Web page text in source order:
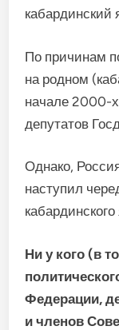
кабардинский
По причинам
на родном
начале 2000-х
депутатов
Однако,
наступил
Ни у кого (в
Федерации,
и членов